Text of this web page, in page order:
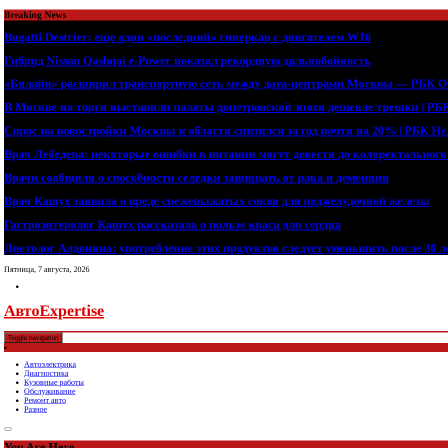
Skip
to
content
Breaking News
Bugatti Destrier: еще один «последний» гиперкар с двигателем W16
Гибрид Nissan Qashqai e-Power показал рекордную дальнобойность
«Билайн» расширил транспортную сеть между дата-центрами Москвы — РБК
В Москве на торги выставили палаты допетровской эпохи дешевле трешки |
Спрос на новостройки Москвы и области снизился за год почти на 20% | РБК
Врач Лебедева: некоторые ошибки в питании могут довести до
Врачи сообщили о способности селедки защищать от рака и деменции
Врач Кашух заявила о вреде свежевыжатых соков для поджелудочной железы
Гастроэнтеролог Кашух рассказала о пользе кваса для сердца
Диетолог Алдонина: употребление этих продуктов следует уменьшить после 30
Пятница, 7 августа, 2026
АвтоExpertise
Toggle navigation
Автоэлектрика
Диагностика
Кузовные работы
Обслуживание
Ремонт авто
Разное